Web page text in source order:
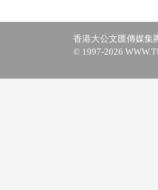
香港大公文匯傳媒集
© 1997-2026